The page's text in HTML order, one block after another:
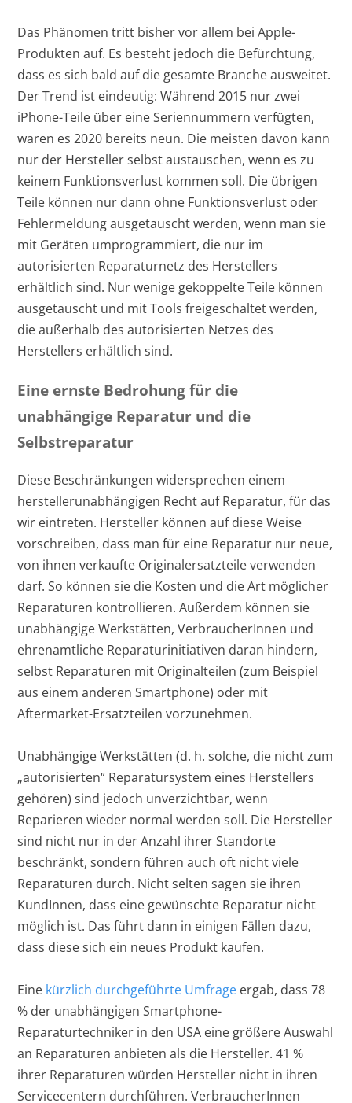
Das Phänomen tritt bisher vor allem bei Apple-
Produkten auf. Es besteht jedoch die Befürchtung,
dass es sich bald auf die gesamte Branche ausweitet.
Der Trend ist eindeutig: Während 2015 nur zwei
iPhone-Teile über eine Seriennummern verfügten,
waren es 2020 bereits neun. Die meisten davon kann
nur der Hersteller selbst austauschen, wenn es zu
keinem Funktionsverlust kommen soll. Die übrigen
Teile können nur dann ohne Funktionsverlust oder
Fehlermeldung ausgetauscht werden, wenn man sie
mit Geräten umprogrammiert, die nur im
autorisierten Reparaturnetz des Herstellers
erhältlich sind. Nur wenige gekoppelte Teile können
ausgetauscht und mit Tools freigeschaltet werden,
die außerhalb des autorisierten Netzes des
Herstellers erhältlich sind.
Eine ernste Bedrohung für die
unabhängige Reparatur und die
Selbstreparatur
Diese Beschränkungen widersprechen einem
herstellerunabhängigen Recht auf Reparatur, für das
wir eintreten. Hersteller können auf diese Weise
vorschreiben, dass man für eine Reparatur nur neue,
von ihnen verkaufte Originalersatzteile verwenden
darf. So können sie die Kosten und die Art möglicher
Reparaturen kontrollieren. Außerdem können sie
unabhängige Werkstätten, VerbraucherInnen und
ehrenamtliche Reparaturinitiativen daran hindern,
selbst Reparaturen mit Originalteilen (zum Beispiel
aus einem anderen Smartphone) oder mit
Aftermarket-Ersatzteilen vorzunehmen.
Unabhängige Werkstätten (d. h. solche, die nicht zum
„autorisierten“ Reparatursystem eines Herstellers
gehören) sind jedoch unverzichtbar, wenn
Reparieren wieder normal werden soll. Die Hersteller
sind nicht nur in der Anzahl ihrer Standorte
beschränkt, sondern führen auch oft nicht viele
Reparaturen durch. Nicht selten sagen sie ihren
KundInnen, dass eine gewünschte Reparatur nicht
möglich ist. Das führt dann in einigen Fällen dazu,
dass diese sich ein neues Produkt kaufen.
Eine kürzlich durchgeführte Umfrageergab, dass 78
% der unabhängigen Smartphone-
Reparaturtechniker in den USA eine größere Auswahl
an Reparaturen anbieten als die Hersteller. 41 %
ihrer Reparaturen würden Hersteller nicht in ihren
Servicecentern durchführen. VerbraucherInnen